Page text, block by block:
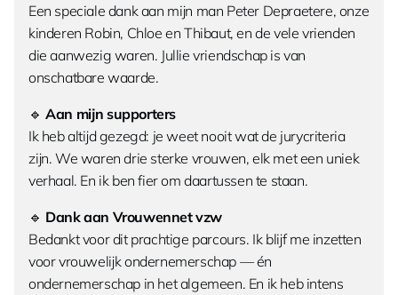
Een speciale dank aan mijn man Peter Depraetere, onze
kinderen Robin, Chloe en Thibaut, en de vele vrienden
die aanwezig waren. Jullie vriendschap is van
onschatbare waarde.
🔹Aan mijn supporters
Ik heb altijd gezegd: je weet nooit wat de jurycriteria
zijn. We waren drie sterke vrouwen, elk met een uniek
verhaal. En ik ben fier om daartussen te staan.
🔹 Dank aan Vrouwennet vzw
Bedankt voor dit prachtige parcours. Ik blijf me inzetten
voor vrouwelijk ondernemerschap — én
ondernemerschap in het algemeen. En ik heb intens